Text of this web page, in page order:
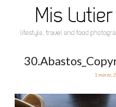
1 marzo,